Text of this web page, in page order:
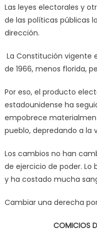
Las leyes electorales y
de las políticas públicas
dirección.
La Constitución vigente
de 1966, menos florida,
Por eso, el producto
estadounidense ha
empobrece
pueblo, depredando a la
Los cambios no han
de ejercicio de poder.
y ha costado mucha
Cambiar una derecha
COMICIOS